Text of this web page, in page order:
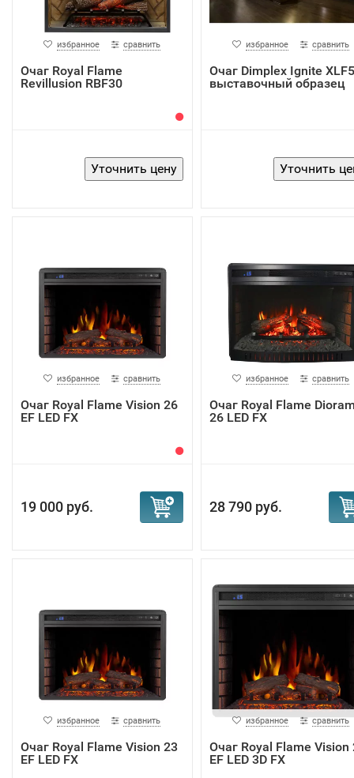
избранное сравнить
Очаг Royal Flame
Revillusion RBF30
избранное сравнить
Очаг Dimplex Ignite
выставочный образец
избранное сравнить
Очаг Royal Flame Vision 26
EF LED FX
19 000 руб.
избранное сравнить
Очаг Royal Flame
26 LED FX
28 790 руб.
избранное сравнить
Очаг Royal Flame Vision 23
EF LED FX
избранное сравнить
Очаг Royal Flame Vision
EF LED 3D FX